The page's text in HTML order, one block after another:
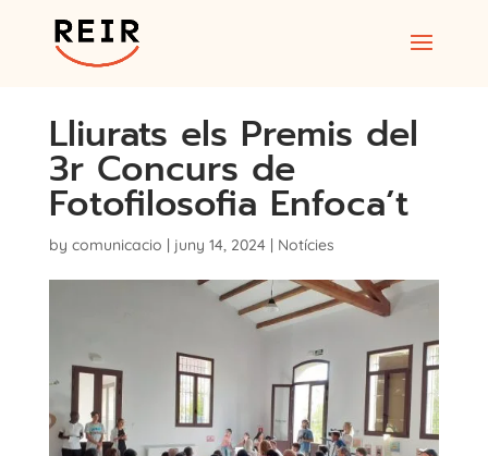
Lliurats els Premis del
3r Concurs de
Fotofilosofia Enfoca’t
by comunicacio | juny 14, 2024| Notícies